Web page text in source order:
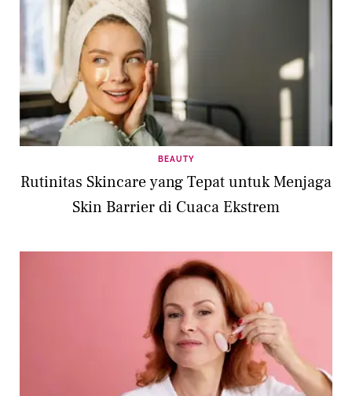
BEAUTY
Rutinitas Skincare yang Tepat untuk Menjaga
Skin Barrier di Cuaca Ekstrem